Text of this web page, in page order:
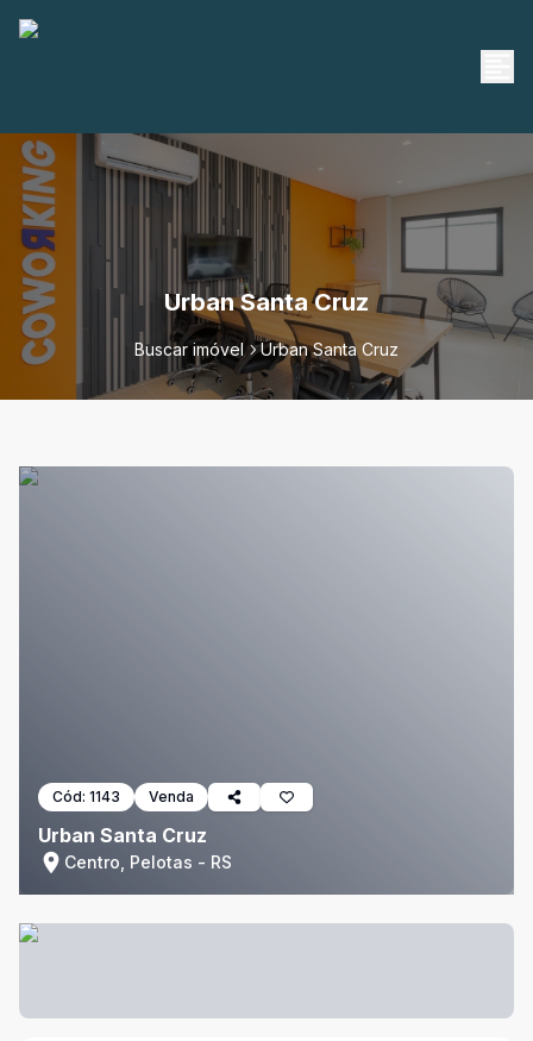
Urban Santa Cruz
Buscar imóvel Urban Santa Cruz
Cód: 1143 Venda
Urban Santa Cruz
Centro, Pelotas - RS